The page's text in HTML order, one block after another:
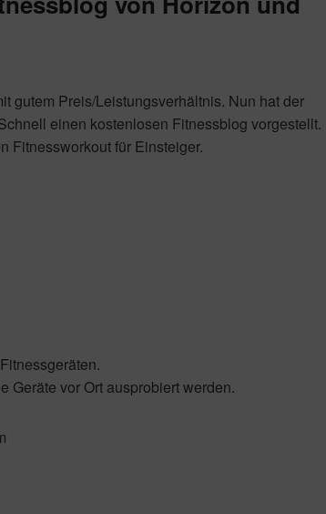
gutem Preis/Leistungsverhältnis. Nun hat der
einen kostenlosen Fitnessblog vorgestellt.
Fitnessworkout für Einsteiger.
Geräte vor Ort ausprobiert werden.